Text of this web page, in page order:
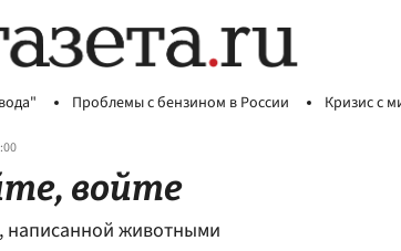
Проблемы с бензином в России Кризис с
войте
написанной животными